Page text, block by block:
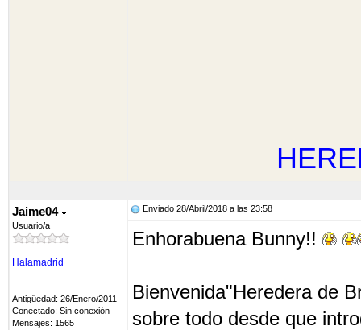
Jaime04
Usuario/a
Halamadrid
Antigüedad: 26/Enero/2011
Conectado: Sin conexión
Mensajes: 1565
Enviado 28/Abril/2018 a las 23:58
Enhorabuena Bunny!!
Bienvenida"Heredera de
sobre todo desde que